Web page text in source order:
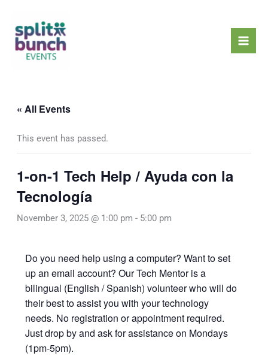
content
« All Events
This event has passed.
1-on-1 Tech Help / Ayuda con la
Tecnología
November 3, 2025 @ 1:00 pm - 5:00 pm
Do you need help using a computer? Want to set
up an email account? Our Tech Mentor is a
bilingual (English / Spanish) volunteer who will do
their best to assist you with your technology
needs. No registration or appointment required.
Just drop by and ask for assistance on Mondays
(1pm-5pm).